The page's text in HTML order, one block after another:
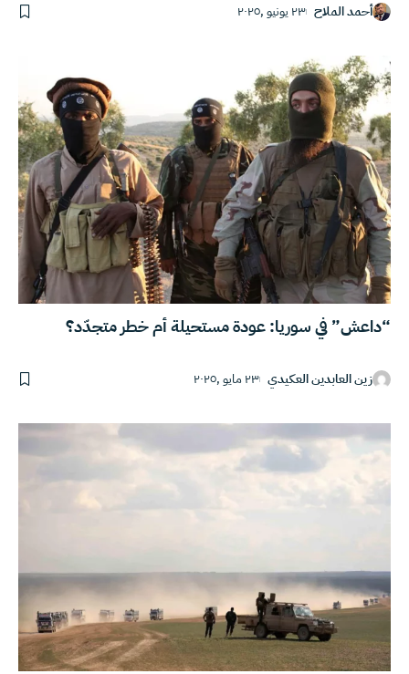
أحمد الملاح ٢٣ يونيو ,٢٠٢٥
“داعش” في سوريا: عودة مستحيلة أم خطر متجدّد؟
زين العابدين العكيدي ٢٣ مايو ,٢٠٢٥